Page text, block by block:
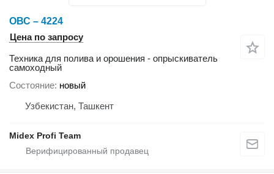
ОВС – 4224
Цена по запросу
Техника для полива и орошения - опрыскиватель
самоходный
Состояние новый
Узбекистан, Ташкент
Midex Profi Team